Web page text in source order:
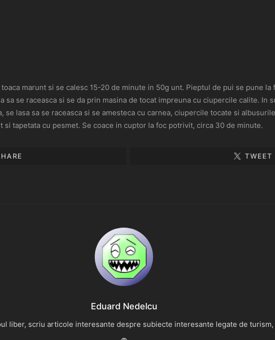
marunt si se calesc 15-20 de minute in 50g unt. Pieptul de pui se pune
sa se raceasca si se da prin masina de tocat impreuna cu ciupercile calite. In
se lasa sa se raceasca si se amesteca cu carnea, ciupercile tocate si
si tapetata cu pesmet. Se coace in cuptor la foc potrivit, circa 30 de minute.
TWEET
Eduard Nedelcu
liber, scriu articole interesante despre subiecte interesante legate de